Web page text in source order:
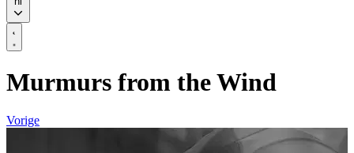
Murmurs from the Wind
Vorige